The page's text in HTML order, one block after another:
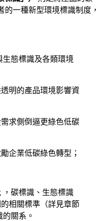
的一種新型環境標識制度，
生態標識及各類環境
明的產品環境影響資
求側倒逼更綠色低碳
企業低碳綠色轉型；
，碳標識、生態標識
相關標準（詳見章節
關系。